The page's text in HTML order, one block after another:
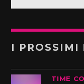
I PROSSIMI
TIME